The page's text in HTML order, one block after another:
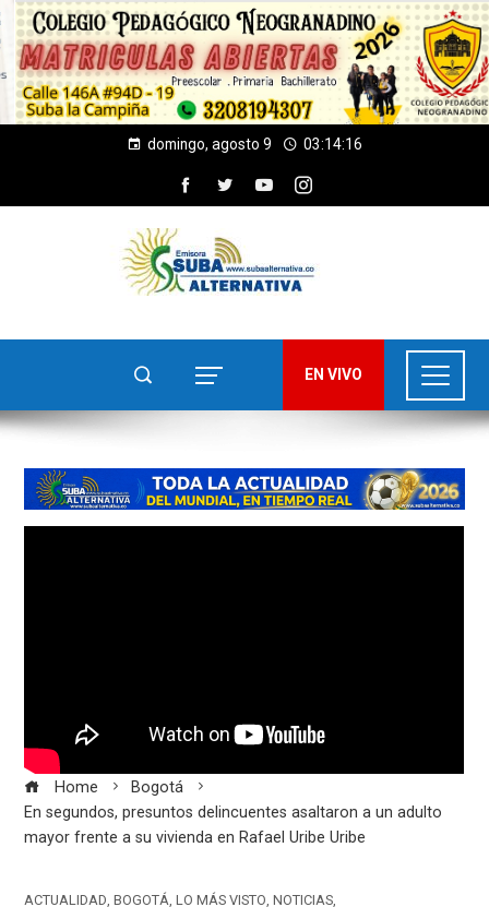
domingo, agosto 9 03:14:18
EN VIVO
Home
Bogotá
En segundos, presuntos delincuentes asaltaron a un adulto
mayor frente a su vivienda en Rafael Uribe Uribe
ACTUALIDAD,BOGOTÁ,LO MÁS VISTO,NOTICIAS,